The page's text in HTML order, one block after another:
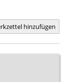
hinzufügen